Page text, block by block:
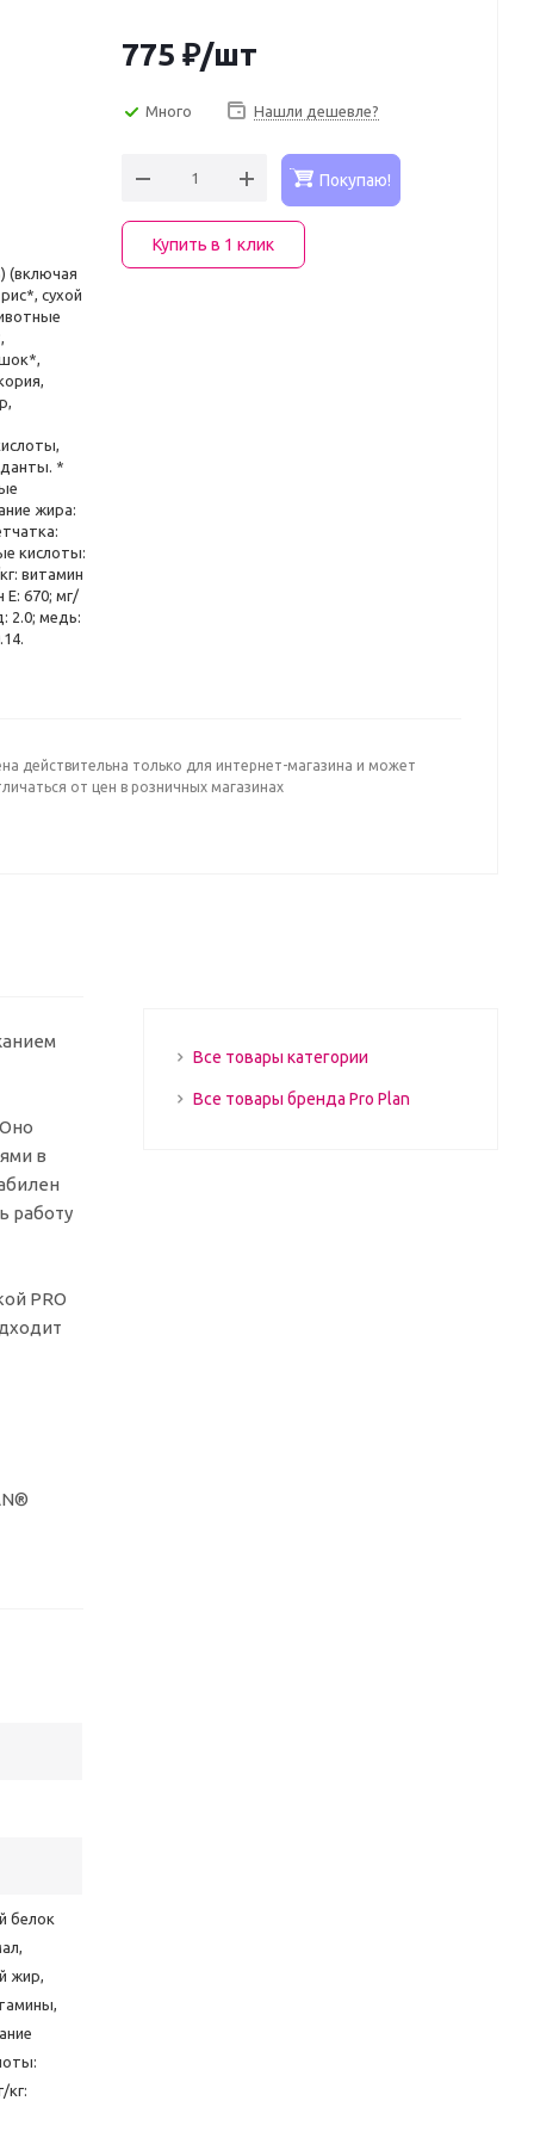
(включая
сухой
*
жира:
кислоты:
витамин
E: 670; мг/
2.0; медь:
775 ₽/шт
Много Нашли дешевле?
Покупаю!
Купить в 1 клик
действительна только для интернет-магазина и может
от цен в розничных магазинах
в
работу
PRO
белок
жир,
кг:
Все товары категории
Все товары бренда Pro Plan